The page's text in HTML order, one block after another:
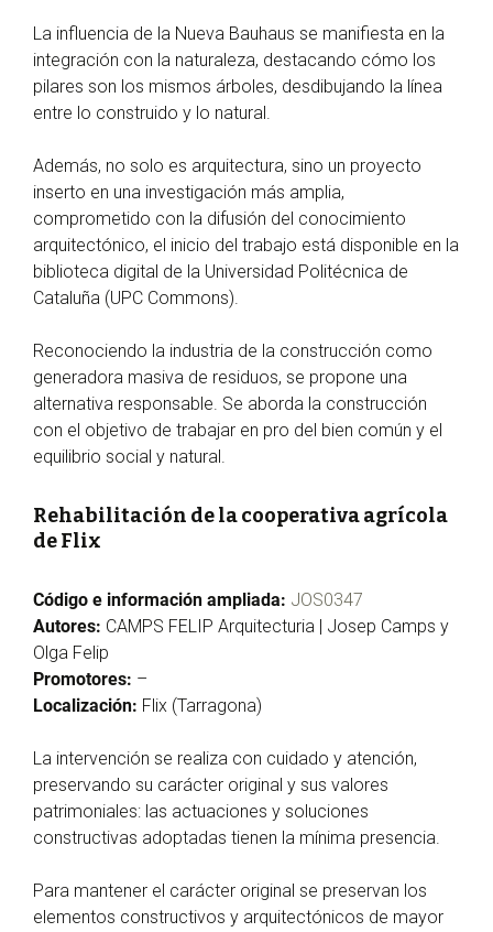
La influencia de la Nueva Bauhaus se manifiesta en la
integración con la naturaleza, destacando cómo los
pilares son los mismos árboles, desdibujando la línea
entre lo construido y lo natural.
Además, no solo es arquitectura, sino un proyecto
inserto en una investigación más amplia,
comprometido con la difusión del conocimiento
arquitectónico, el inicio del trabajo está disponible en la
biblioteca digital de la Universidad Politécnica de
Cataluña (UPC Commons).
Reconociendo la industria de la construcción como
generadora masiva de residuos, se propone una
alternativa responsable. Se aborda la construcción
con el objetivo de trabajar en pro del bien común y el
equilibrio social y natural.
Rehabilitación de la cooperativa agrícola
de Flix
Código e información ampliada: JOS0347
Autores: CAMPS FELIP Arquitecturia | Josep Camps y
Olga Felip
Promotores: –
Localización: Flix (Tarragona)
La intervención se realiza con cuidado y atención,
preservando su carácter original y sus valores
patrimoniales: las actuaciones y soluciones
constructivas adoptadas tienen la mínima presencia.
Para mantener el carácter original se preservan los
elementos constructivos y arquitectónicos de mayor